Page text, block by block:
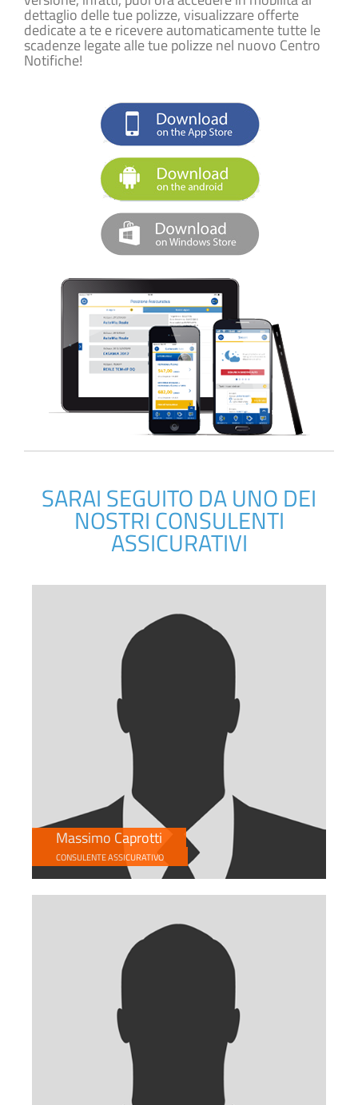
dettaglio delle tue polizze, visualizzare offerte
dedicate a te e ricevere automaticamente tutte le
scadenze legate alle tue polizze nel nuovo Centro
Notifiche!
SARAI SEGUITO DA UNO DEI
NOSTRI CONSULENTI
ASSICURATIVI
Massimo Caprotti
CONSULENTE ASSICURATIVO